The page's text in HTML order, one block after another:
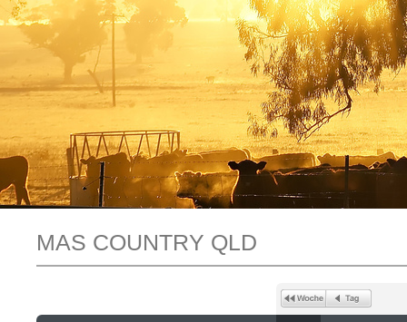
MAS COUNTRY QLD